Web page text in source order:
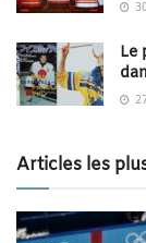
Le
Articles les